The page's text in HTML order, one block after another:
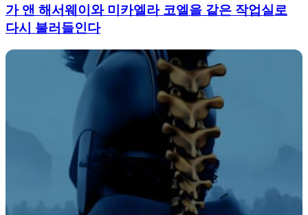
가 앤 해서웨이와 미카엘라 코엘을 같은 작업실로
다시 불러들인다